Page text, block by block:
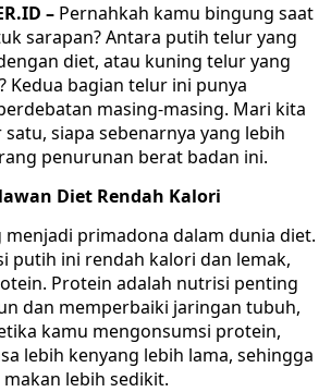
– Pernahkah kamu bingung saat
sarapan? Antara putih telur yang
diet, atau kuning telur yang
Kedua bagian telur ini punya
masing-masing. Mari kita
siapa sebenarnya yang lebih
penurunan berat badan ini.
Diet Rendah Kalori
primadona dalam dunia diet.
putih ini rendah kalori dan lemak,
Protein adalah nutrisi penting
dan memperbaiki jaringan tubuh,
kamu mengonsumsi protein,
lebih kenyang lebih lama, sehingga
lebih sedikit.